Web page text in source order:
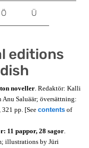
editions
noveller. Redaktör: Kalli
Saluäär; översättning:
pp. [See contents of
11 pappor, 28 sagor.
illustrations by Jüri
Ö Ü